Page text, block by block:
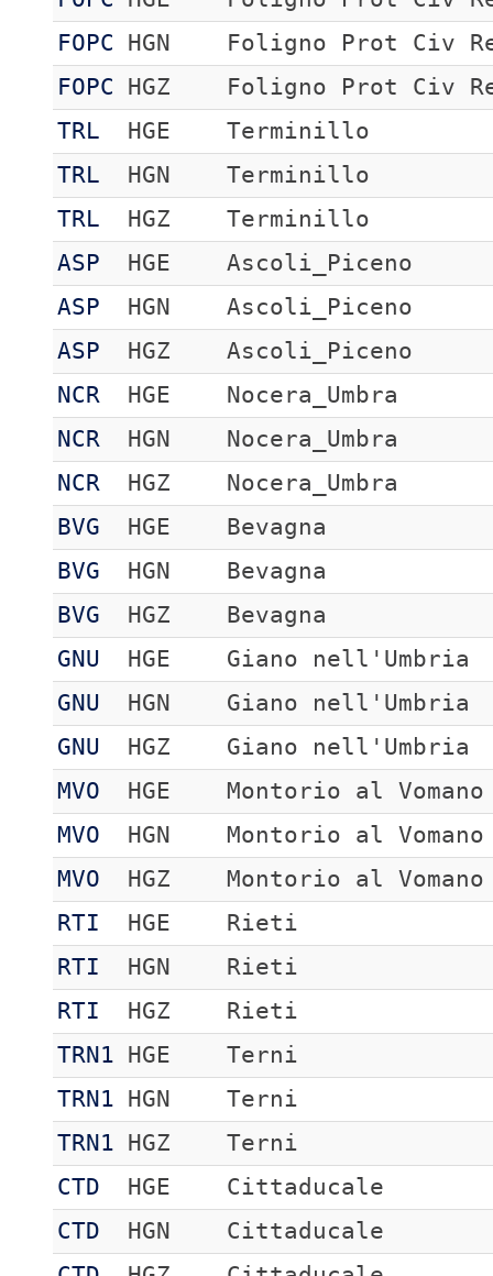
FOPC
HGN
Foligno Prot Civ
FOPC
HGZ
Foligno Prot Civ
TRL
HGE
Terminillo
TRL
HGN
Terminillo
TRL
HGZ
Terminillo
ASP
HGE
Ascoli_Piceno
ASP
HGN
Ascoli_Piceno
ASP
HGZ
Ascoli_Piceno
NCR
HGE
Nocera_Umbra
NCR
HGN
Nocera_Umbra
NCR
HGZ
Nocera_Umbra
BVG
HGE
Bevagna
BVG
HGN
Bevagna
BVG
HGZ
Bevagna
GNU
HGE
Giano nell'Umbria
GNU
HGN
Giano nell'Umbria
GNU
HGZ
Giano nell'Umbria
MVO
HGE
Montorio al Vomano
MVO
HGN
Montorio al Vomano
MVO
HGZ
Montorio al Vomano
RTI
HGE
Rieti
RTI
HGN
Rieti
RTI
HGZ
Rieti
TRN1
HGE
Terni
TRN1
HGN
Terni
TRN1
HGZ
Terni
CTD
HGE
Cittaducale
CTD
HGN
Cittaducale